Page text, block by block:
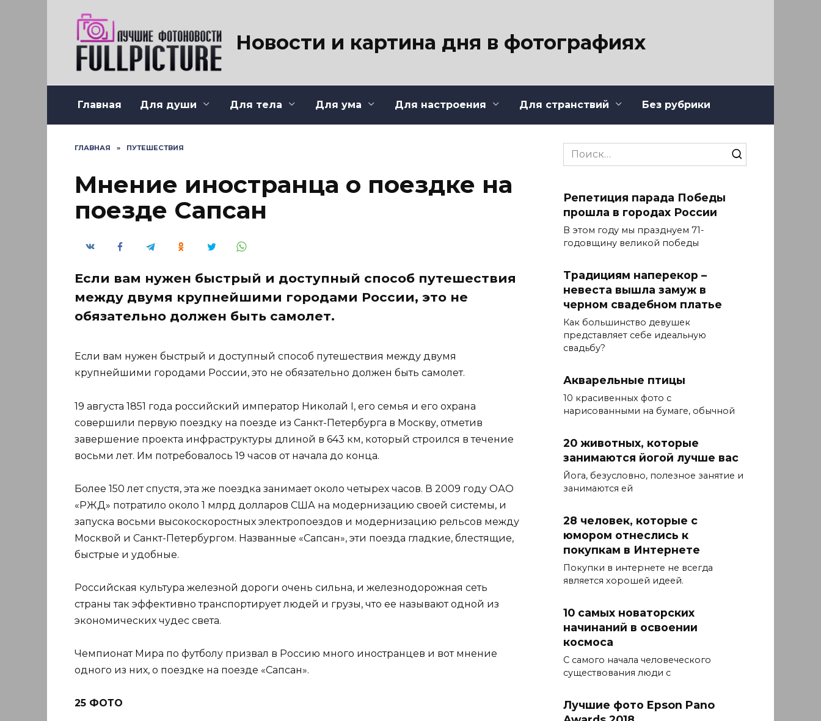
Новости и картина дня в фотографиях
Главная Для души Для тела Для ума Для настроения Для странствий Без рубрики
ГЛАВНАЯ » ПУТЕШЕСТВИЯ
Мнение иностранца о поездке на
поезде Сапсан
Если вам нужен быстрый и доступный способ путешествия
между двумя крупнейшими городами России, это не
обязательно должен быть самолет.
Если вам нужен быстрый и доступный способ путешествия между двумя
крупнейшими городами России, это не обязательно должен быть самолет.
19 августа 1851 года российский император Николай I, его семья и его охрана
совершили первую поездку на поезде из Санкт-Петербурга в Москву, отметив
завершение проекта инфраструктуры длиной в 643 км, который строился в течение
восьми лет. Им потребовалось 19 часов от начала до конца.
Более 150 лет спустя, эта же поездка занимает около четырех часов. В 2009 году ОАО
«РЖД» потратило около 1 млрд долларов США на модернизацию своей системы, и
запуска восьми высокоскоростных электропоездов и модернизацию рельсов между
Москвой и Санкт-Петербургом. Названные «Сапсан», эти поезда гладкие, блестящие,
быстрые и удобные.
Российская культура железной дороги очень сильна, и железнодорожная сеть
страны так эффективно транспортирует людей и грузы, что ее называют одной из
экономических чудес света.
Чемпионат Мира по футболу призвал в Россию много иностранцев и вот мнение
одного из них, о поездке на поезде «Сапсан».
25 ФОТО
Search
for:
Репетиция парада Победы
прошла в городах России
В этом году мы празднуем 71-
годовщину великой победы
Традициям наперекор –
невеста вышла замуж в
черном свадебном платье
Как большинство девушек
представляет себе идеальную
свадьбу?
Акварельные птицы
10 красивенных фото с
нарисованными на бумаге, обычной
20 животных, которые
занимаются йогой лучше вас
Йога, безусловно, полезное занятие и
занимаются ей
28 человек, которые с
юмором отнеслись к
покупкам в Интернете
Покупки в интернете не всегда
является хорошей идеей.
10 самых новаторских
начинаний в освоении
космоса
С самого начала человеческого
существования люди с
Лучшие фото Epson Pano